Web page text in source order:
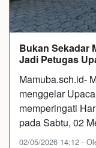
Bukan Sekadar
Jadi Petugas
Mamuba.sch.id-
menggelar
memperingati
pada Sabtu, 02
02/05/2026 14:12 -